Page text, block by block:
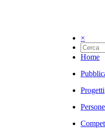
×
Home
Progetti
Persone